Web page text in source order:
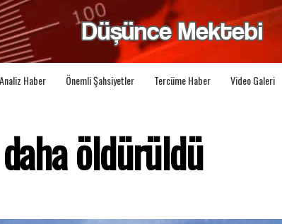
Haber Önemli Şahsiyetler Tercüme Haber Video Galeri
öldürüldü